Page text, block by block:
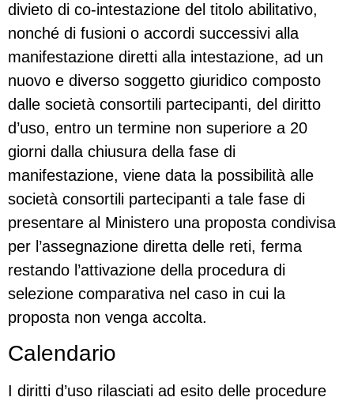
divieto di co-intestazione del titolo abilitativo,
nonché di fusioni o accordi successivi alla
manifestazione diretti alla intestazione, ad un
nuovo e diverso soggetto giuridico composto
dalle società consortili partecipanti, del diritto
d’uso, entro un termine non superiore a 20
giorni dalla chiusura della fase di
manifestazione, viene data la possibilità alle
società consortili partecipanti a tale fase di
presentare al Ministero una proposta condivisa
per l’assegnazione diretta delle reti, ferma
restando l’attivazione della procedura di
selezione comparativa nel caso in cui la
proposta non venga accolta.
Calendario
I diritti d’uso rilasciati ad esito delle procedure